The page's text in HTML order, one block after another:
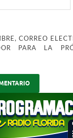
CORREO
PARA LA